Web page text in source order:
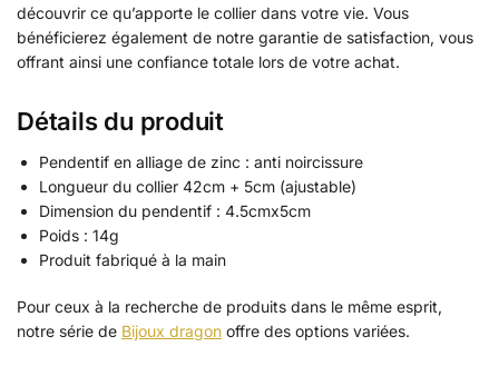
découvrir ce qu’apporte le collier dans votre vie. Vous
bénéficierez également de notre garantie de satisfaction, vous
offrant ainsi une confiance totale lors de votre achat.
Détails du produit
Pendentif en alliage de zinc : anti noircissure
Longueur du collier 42cm + 5cm (ajustable)
Dimension du pendentif : 4.5cmx5cm
Poids : 14g
Produit fabriqué à la main
Pour ceux à la recherche de produits dans le même esprit,
notre série de Bijoux dragon offre des options variées.